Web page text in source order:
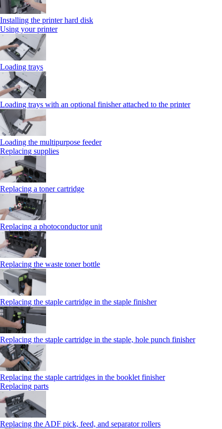
Installing the printer hard disk
Using your printer
Loading trays
Loading trays with an optional finisher attached to the printer
Loading the multipurpose feeder
Replacing supplies
Replacing a toner cartridge
Replacing a photoconductor unit
Replacing the waste toner bottle
Replacing the staple cartridge in the staple finisher
Replacing the staple cartridge in the staple, hole punch finisher
Replacing the staple cartridges in the booklet finisher
Replacing parts
Replacing the ADF pick, feed, and separator rollers